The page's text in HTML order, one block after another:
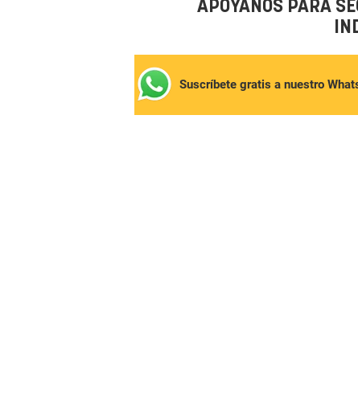
APÓYANOS PARA
Suscríbete gratis a nuestro